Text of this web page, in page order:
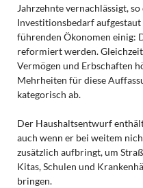
Jahrzehnte vernachlässigt,
Investitionsbedarf
führenden Ökonomen einig:
reformiert werden.
Vermögen und Erbschaften
Mehrheiten für diese
kategorisch ab.
Der Haushaltsentwurf
auch wenn er bei weitem
zusätzlich aufbringt, um
Kitas, Schulen und
bringen.